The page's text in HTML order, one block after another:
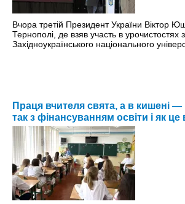
Вчора третій Президент України Віктор
Тернополі, де взяв участь в урочистостях
Західноукраїнського національного
Праця вчителя свята, а в кишені
так з фінансуванням освіти і як